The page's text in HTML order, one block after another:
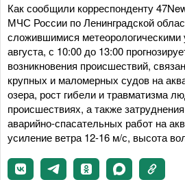
Как сообщили корреспонденту
МЧС России по Ленинградской
сложившимися метеорологическими
августа, с 10:00 до 13:00
возникновения происшествий,
крупных и маломерных судов на
озера, рост гибели и травматизма
происшествиях, а также
аварийно-спасательных работ на
усиление ветра 12-16 м/с, высота